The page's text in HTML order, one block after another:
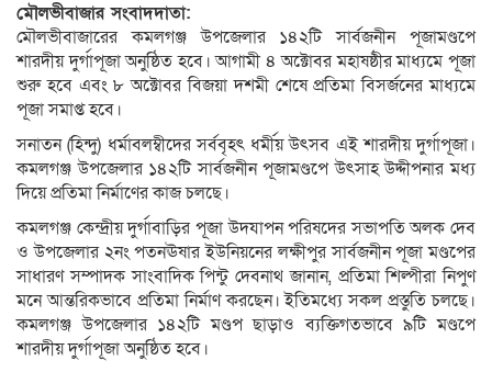
মৌলভীবাজার সংবাদদাতা:
মৌলভীবাজারের কমলগঞ্জ উপজেলার ১৪২টি সার্বজনীন পূজামণ্ডপে
শারদীয় দুর্গাপূজা অনুষ্ঠিত হবে। আগামী ৪ অক্টোবর মহাষষ্ঠীর মাধ্যমে পূজা
শুরু হবে এবং ৮ অক্টোবর বিজয়া দশমী শেষে প্রতিমা বিসর্জনের মাধ্যমে
পূজা সমাপ্ত হবে।
সনাতন (হিন্দু) ধর্মাবলম্বীদের সর্ববৃহৎ ধর্মীয় উৎসব এই শারদীয় দুর্গাপূজা।
কমলগঞ্জ উপজেলার ১৪২টি সার্বজনীন পূজামণ্ডপে উৎসাহ উদ্দীপনার মধ্য
দিয়ে প্রতিমা নির্মাণের কাজ চলছে।
কমলগঞ্জ কেন্দ্রীয় দুর্গাবাড়ির পূজা উদযাপন পরিষদের সভাপতি অলক দেব
ও উপজেলার ২নং পতনঊষার ইউনিয়নের লক্ষীপুর সার্বজনীন পূজা মণ্ডপের
সাধারণ সম্পাদক সাংবাদিক পিন্টু দেবনাথ জানান, প্রতিমা শিল্পীরা নিপুণ
মনে আন্তরিকভাবে প্রতিমা নির্মাণ করছেন। ইতিমধ্যে সকল প্রস্তুতি চলছে।
কমলগঞ্জ উপজেলার ১৪২টি মণ্ডপ ছাড়াও ব্যক্তিগতভাবে ৯টি মণ্ডপে
শারদীয় দুর্গাপূজা অনুষ্ঠিত হবে।